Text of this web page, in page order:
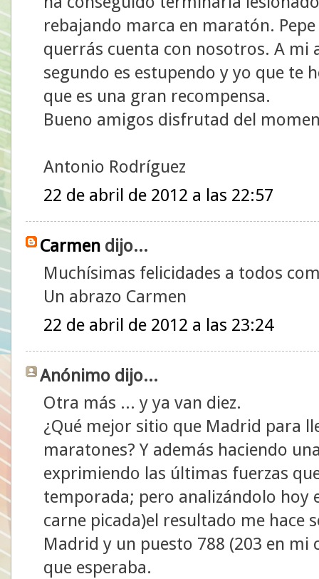
rebajando marca en maratón.
querrás cuenta con nosotros. A mi
segundo es estupendo y yo que te
que es una gran recompensa.
Bueno amigos disfrutad del
Antonio Rodríguez
22 de abril de 2012 a las 22:57
Carmen dijo...
Muchísimas felicidades a todos
Un abrazo Carmen
22 de abril de 2012 a las 23:24
Anónimo dijo...
Otra más ... y ya van diez.
¿Qué mejor sitio que Madrid para
maratones? Y además haciendo
exprimiendo las últimas fuerzas
temporada; pero analizándolo hoy
carne picada)el resultado me hace
Madrid y un puesto 788 (203 en mi
que esperaba.